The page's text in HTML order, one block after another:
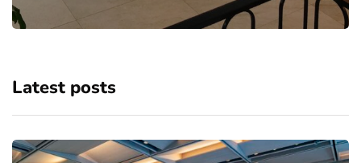
Latest posts